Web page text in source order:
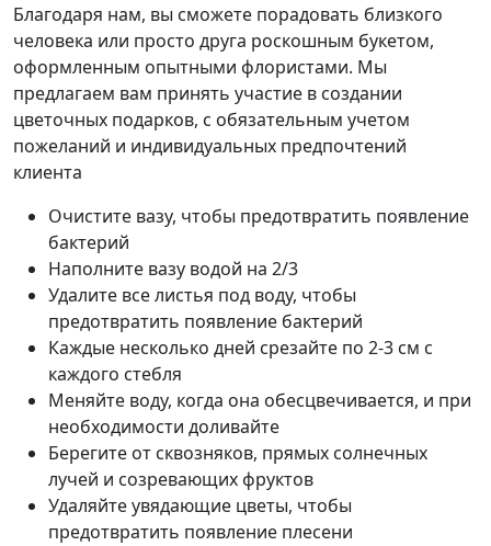
Благодаря нам, вы сможете порадовать близкого
человека или просто друга роскошным букетом,
оформленным опытными флористами. Мы
предлагаем вам принять участие в создании
цветочных подарков, с обязательным учетом
пожеланий и индивидуальных предпочтений
клиента
Очистите вазу, чтобы предотвратить появление
бактерий
Наполните вазу водой на 2/3
Удалите все листья под воду, чтобы
предотвратить появление бактерий
Каждые несколько дней срезайте по 2-3 см с
каждого стебля
Меняйте воду, когда она обесцвечивается, и при
необходимости доливайте
Берегите от сквозняков, прямых солнечных
лучей и созревающих фруктов
Удаляйте увядающие цветы, чтобы
предотвратить появление плесени